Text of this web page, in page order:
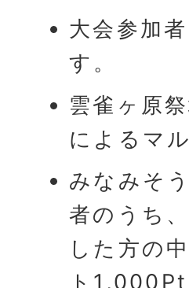
大会参加
す。
雲雀ヶ原
によるマ
みなみそ
者のうち
した方の
ト